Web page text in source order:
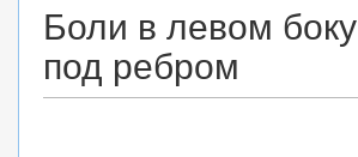
Боли в левом боку
под ребром